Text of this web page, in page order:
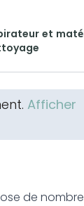
et
Afficher
de